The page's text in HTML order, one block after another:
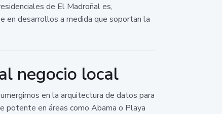
de El Madroñal es,
en desarrollos a medida que soportan la
negocio local
en la arquitectura de datos para
potente en áreas como Abama o Playa